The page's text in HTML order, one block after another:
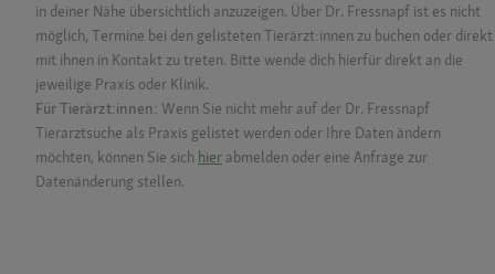
in deiner Nähe übersichtlich anzuzeigen. Über Dr. Fressnapf ist es nicht
möglich, Termine bei den gelisteten Tierärzt:innen zu buchen oder direkt
mit ihnen in Kontakt zu treten. Bitte wende dich hierfür direkt an die
jeweilige Praxis oder Klinik.
Für Tierärzt:innen: Wenn Sie nicht mehr auf der Dr. Fressnapf
Tierarztsuche als Praxis gelistet werden oder Ihre Daten ändern
möchten, können Sie sich hier abmelden oder eine Anfrage zur
Datenänderung stellen.